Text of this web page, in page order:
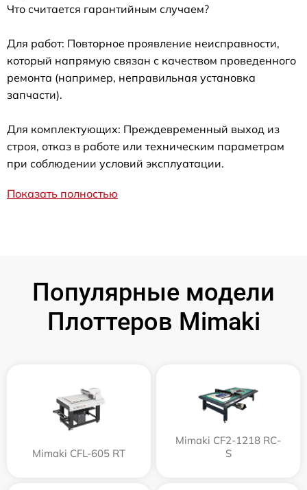
Что считается гарантийным случаем?
Для работ: Повторное проявление неисправности,
который напрямую связан с качеством проведенного
ремонта (например, неправильная установка
запчасти).
Для комплектующих: Преждевременный выход из
строя, отказ в работе или техническим параметрам
при соблюдении условий эксплуатации.
Показать полностью
Популярные модели
Плоттеров Mimaki
Mimaki CFL-605 RT
Mimaki CF2-1218 RC-
S